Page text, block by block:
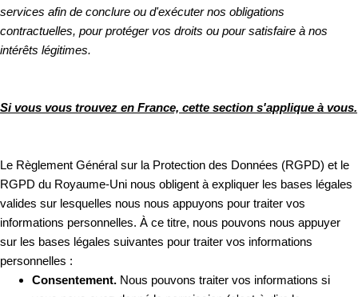
services afin de conclure ou d'exécuter nos obligations
contractuelles, pour protéger vos droits ou pour satisfaire à nos
intérêts légitimes.
Si vous vous trouvez en France, cette section s'applique à vous.
Le Règlement Général sur la Protection des Données (RGPD) et le
RGPD du Royaume-Uni nous obligent à expliquer les bases légales
valides sur lesquelles nous nous appuyons pour traiter vos
informations personnelles. À ce titre, nous pouvons nous appuyer
sur les bases légales suivantes pour traiter vos informations
personnelles :
Consentement. Nous pouvons traiter vos informations si